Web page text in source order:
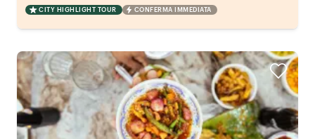
CITY HIGHLIGHT TOUR CONFERMA IMMEDIATA